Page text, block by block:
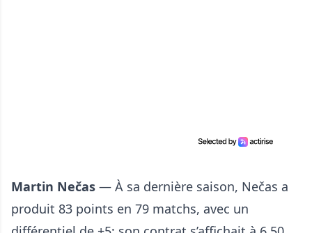
Martin Nečas — À sa dernière saison, Nečas a
produit 83 points en 79 matchs, avec un